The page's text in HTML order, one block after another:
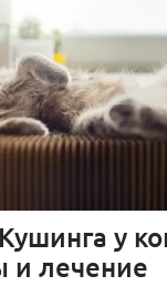
у
и лечение